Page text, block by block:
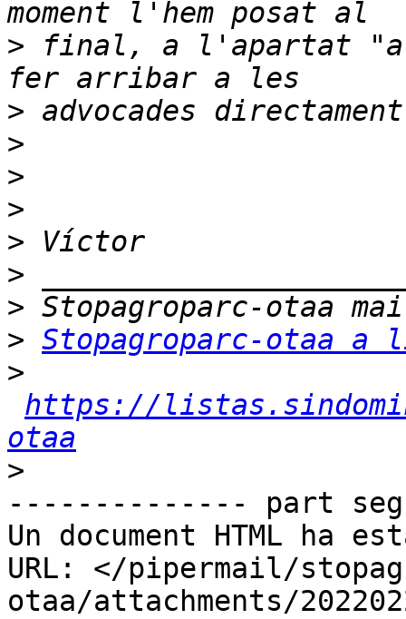
> final, a l'apartat
>
>
>
>
>
>
>
> Stopagroparc-otaa a
>
https://
otaa
>
-------------- part
Un document HTML ha
URL: </pipermail/
otaa/attachments/